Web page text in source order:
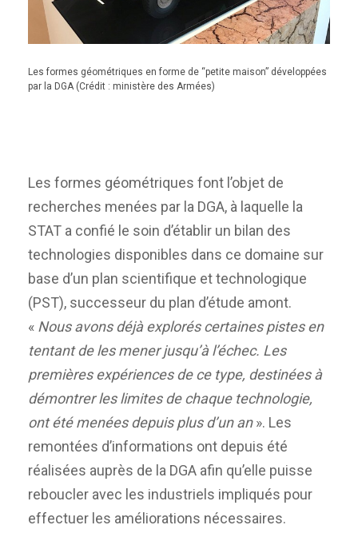
Les formes géométriques en forme de “petite maison” développées
par la DGA (Crédit : ministère des Armées)
Les formes géométriques font l’objet de
recherches menées par la DGA, à laquelle la
STAT a confié le soin d’établir un bilan des
technologies disponibles dans ce domaine sur
base d’un plan scientifique et technologique
(PST), successeur du plan d’étude amont.
« Nous avons déjà explorés certaines pistes en
tentant de les mener jusqu’à l’échec. Les
premières expériences de ce type, destinées à
démontrer les limites de chaque technologie,
ont été menées depuis plus d’un an». Les
remontées d’informations ont depuis été
réalisées auprès de la DGA afin qu’elle puisse
reboucler avec les industriels impliqués pour
effectuer les améliorations nécessaires.